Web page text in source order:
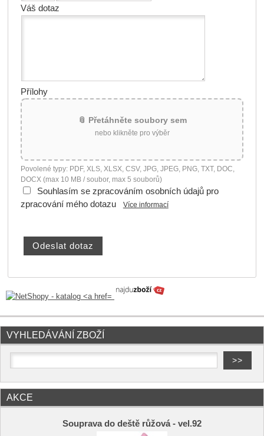
Váš dotaz
Přílohy
📎 Přetáhněte soubory sem
nebo klikněte pro výběr
Povolené typy: PDF, XLS, XLSX, CSV, JPG, JPEG, PNG, TXT, DOC,
DOCX (max 10 MB / soubor, max 5 souborů)
Souhlasím se zpracováním osobních údajů pro
zpracování mého dotazu
Více informací
VYHLEDÁVÁNÍ ZBOŽÍ
AKCE
Souprava do deště růžová - vel.92